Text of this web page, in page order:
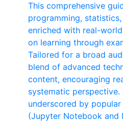
This comprehensive
programming,
enriched with real-
on learning through
Tailored for a broad
blend of advanced
content, encouraging
systematic
underscored by
(Jupyter Notebook and